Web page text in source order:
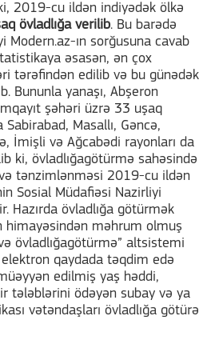
2019-cu ildən indiyədək ölkə
övladlığa verilib. Bu barədə
Modern.az-ın sorğusuna cavab
əsasən, ən çox
tərəfindən edilib və bu günədək
Bununla yanaşı, Abşeron
şəhəri üzrə 33 uşaq
Sabirabad, Masallı, Gəncə,
İmişli və Ağcabədi rayonları da
ki, övladlığagötürmə sahəsində
tənzimlənməsi 2019-cu ildən
Sosial Müdafiəsi Nazirliyi
Hazırda övladlığa götürmək
himayəsindən məhrum olmuş
övladlığagötürmə” altsistemi
qaydada təqdim edə
edilmiş yaş həddi,
tələblərini ödəyən subay və ya
vətəndaşları övladlığa götürə